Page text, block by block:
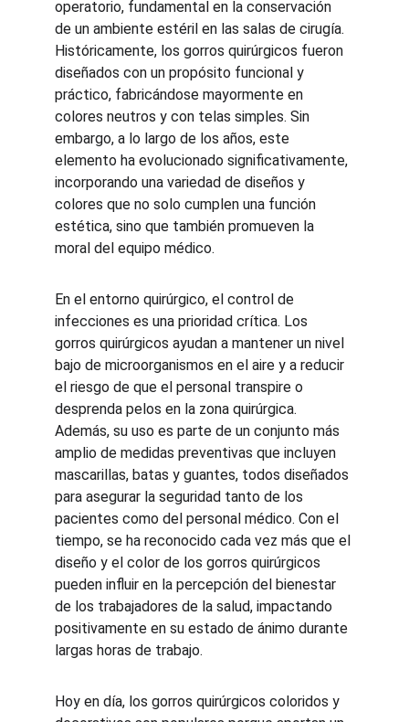
operatorio, fundamental en la conservación
de un ambiente estéril en las salas de cirugía.
Históricamente, los gorros quirúrgicos fueron
diseñados con un propósito funcional y
práctico, fabricándose mayormente en
colores neutros y con telas simples. Sin
embargo, a lo largo de los años, este
elemento ha evolucionado significativamente,
incorporando una variedad de diseños y
colores que no solo cumplen una función
estética, sino que también promueven la
moral del equipo médico.
En el entorno quirúrgico, el control de
infecciones es una prioridad crítica. Los
gorros quirúrgicos ayudan a mantener un nivel
bajo de microorganismos en el aire y a reducir
el riesgo de que el personal transpire o
desprenda pelos en la zona quirúrgica.
Además, su uso es parte de un conjunto más
amplio de medidas preventivas que incluyen
mascarillas, batas y guantes, todos diseñados
para asegurar la seguridad tanto de los
pacientes como del personal médico. Con el
tiempo, se ha reconocido cada vez más que el
diseño y el color de los gorros quirúrgicos
pueden influir en la percepción del bienestar
de los trabajadores de la salud, impactando
positivamente en su estado de ánimo durante
largas horas de trabajo.
Hoy en día, los gorros quirúrgicos coloridos y